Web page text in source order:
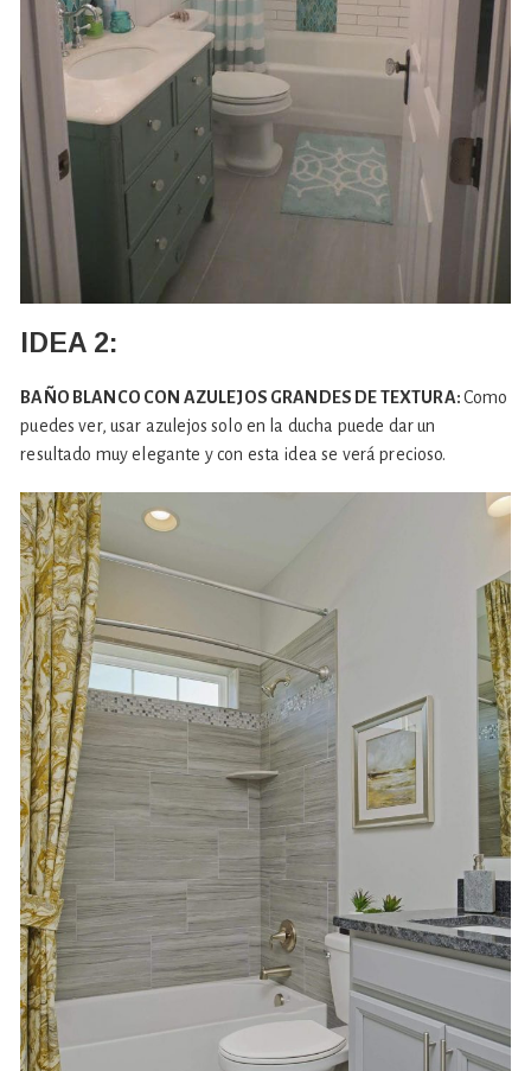
IDEA 2:
BAÑO BLANCO CON AZULEJOS GRANDES DE TEXTURA:Como
puedes ver, usar azulejos solo en la ducha puede dar un
resultado muy elegante y con esta idea se verá precioso.